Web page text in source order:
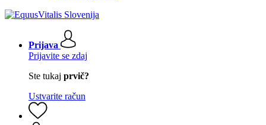
Prijava
Prijavite se zdaj
Ste tukaj prvič?
Ustvarite račun